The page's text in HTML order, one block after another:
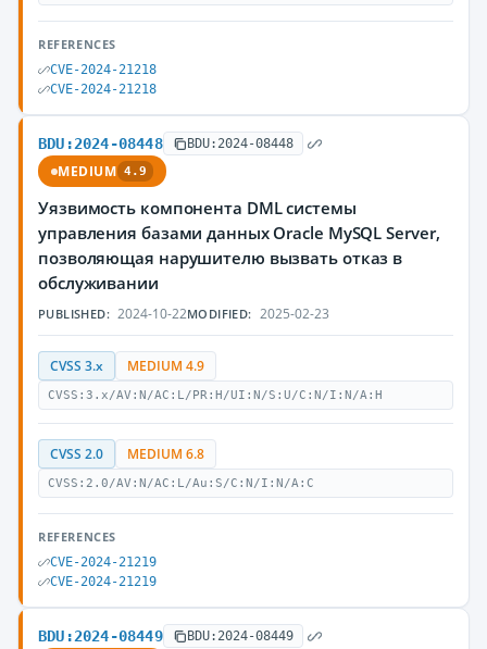
REFERENCES
CVE-2024-21218
CVE-2024-21218
BDU:2024-08448 BDU:2024-08448
MEDIUM 4.9
Уязвимость компонента DML системы
управления базами данных Oracle MySQL Server,
позволяющая нарушителю вызвать отказ в
обслуживании
PUBLISHED: 2024-10-22MODIFIED: 2025-02-23
CVSS 3.x MEDIUM 4.9
CVSS:3.x/AV:N/AC:L/PR:H/UI:N/S:U/C:N/I:N/A:H
CVSS 2.0 MEDIUM 6.8
CVSS:2.0/AV:N/AC:L/Au:S/C:N/I:N/A:C
REFERENCES
CVE-2024-21219
CVE-2024-21219
BDU:2024-08449 BDU:2024-08449